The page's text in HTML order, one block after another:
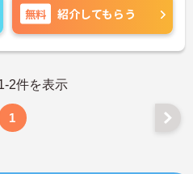
トなど、さらに詳
相談ください。
無料 紹介してもらう
2件を表示
1